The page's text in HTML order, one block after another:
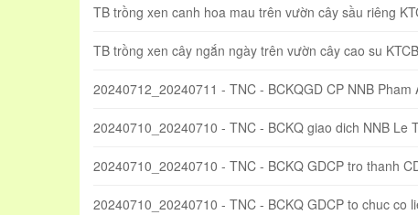
TB trồng xen canh hoa mau trên vườn cây sầu riêng
TB trồng xen cây ngắn ngày trên vườn cây cao su KTCB
20240712_20240711 - TNC - BCKQGD CP NNB Pham
20240710_20240710 - TNC - BCKQ giao dich NNB Le
20240710_20240710 - TNC - BCKQ GDCP tro thanh
20240710_20240710 - TNC - BCKQ GDCP to chuc co